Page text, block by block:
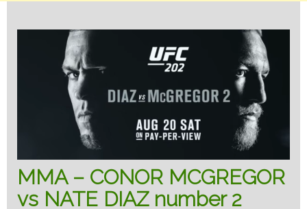
MMA – CONOR MCGREGOR
vs NATE DIAZ number 2